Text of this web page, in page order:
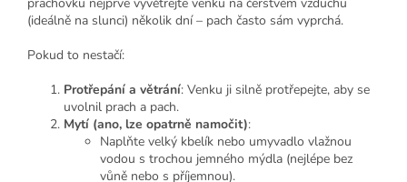
(ideálně na slunci) několik dní – pach často sám vyprchá.
Pokud to nestačí:
Protřepání a větrání: Venku ji silně protřepejte, aby se
uvolnil prach a pach.
Mytí (ano, lze opatrně namočit):
Naplňte velký kbelík nebo umyvadlo vlažnou
vodou s trochou jemného mýdla (nejlépe bez
vůně nebo s příjemnou).